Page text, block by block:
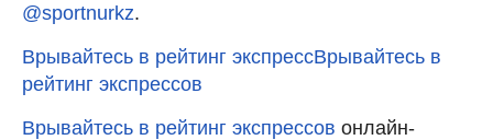
@sportnurkz.
Врывайтесь в рейтинг экспрессВрывайтесь в
рейтинг экспрессов
Врывайтесь в рейтинг экспрессов онлайн-